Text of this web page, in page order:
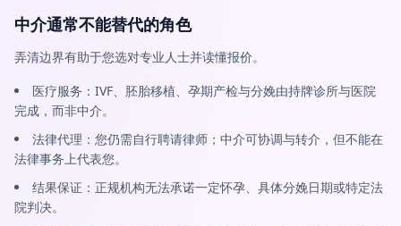
中介通常不能替代的角色
弄清边界有助于您选对专业人士并读懂报价。
医疗服务：IVF、胚胎移植、孕期产检与分娩由持牌诊所与医院
完成，而非中介。
法律代理：您仍需自行聘请律师；中介可协调与转介，但不能在
法律事务上代表您。
结果保证：正规机构无法承诺一定怀孕、具体分娩日期或特定法
院判决。